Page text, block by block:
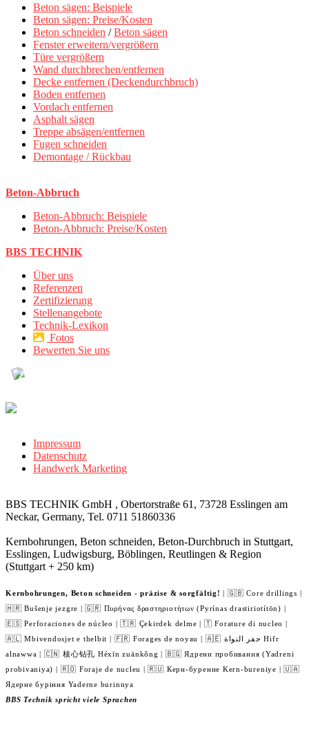
Beton sägen: Beispiele
Beton sägen: Preise/Kosten
Beton schneiden /Beton sägen
Fenster erweitern/vergrößern
Türe vergrößern
Wand durchbrechen/entfernen
Decke entfernen (Deckendurchbruch)
Boden entfernen
Vordach entfernen
Asphalt sägen
Treppe absägen/entfernen
Fugen schneiden
Demontage / Rückbau
Beton-Abbruch
Beton-Abbruch: Beispiele
Beton-Abbruch: Preise/Kosten
BBS TECHNIK
Über uns
Referenzen
Zertifizierung
Stellenangebote
Technik-Lexikon
Fotos
Bewerten Sie uns
Impressum
Datenschutz
Handwerk Marketing
BBS TECHNIK GmbH , Obertorstraße 61, 73728 Esslingen am
Neckar, Germany, Tel. 0711 51860336
Kernbohrungen, Beton schneiden, Beton-Durchbruch in Stuttgart,
Esslingen, Ludwigsburg, Böblingen, Reutlingen & Region
(Stuttgart + 250 km)
Kernbohrungen, Beton schneiden - präzise & sorgfältig! | 🇬🇧 Core drillings |
🇭🇷 Bušenje jezgre | 🇬🇷 Πυρήνας δραστηριοτήτων (Pyrínas drastiriotítōn) |
🇪🇸 Perforaciones de núcleo | 🇹🇷 Çekirdek delme | 🇹 Forature di nucleo |
🇦🇱 Mbivendosjet e thelbit | 🇫🇷 Forages de noyau | 🇦🇪 حفر النواة Hifr
alnawwa | 🇨🇳 核心钻孔 Héxīn zuānkǒng | 🇧🇬 Ядрени пробивания (Yadreni
probivaniya) | 🇷🇴 Foraje de nucleu | 🇷🇺 Керн-бурение Kern-bureniye | 🇺🇦
Ядерне буріння Yaderne burinnya
BBS Technik spricht viele Sprachen